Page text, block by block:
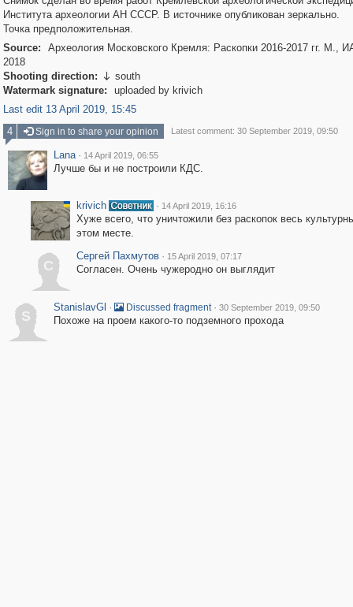
Института археологии АН СССР. В источнике опубликован зеркально.
Точка предположительная.
Source:
Археология Московского Кремля: Раскопки 2016-2017 гг. М.,
2018
Shooting direction:  south
Watermark signature:
uploaded by krivich
Last edit 13 April 2019, 15:45
4
Sign in to share your opinion Latest comment: 30 September 2019, 09:50
Lana · 14 April 2019, 06:55
Лучше бы и не построили КДС.
krivich · 14 April 2019, 16:16
Хуже всего, что уничтожили без раскопок весь
этом месте.
С
Сергей Пахмутов · 15 April 2019, 07:17
Согласен. Очень чужеродно он выглядит
S
StanislavGl · Discussed fragment · 30 September 2019, 09:50
Похоже на проем какого-то подземного прохода